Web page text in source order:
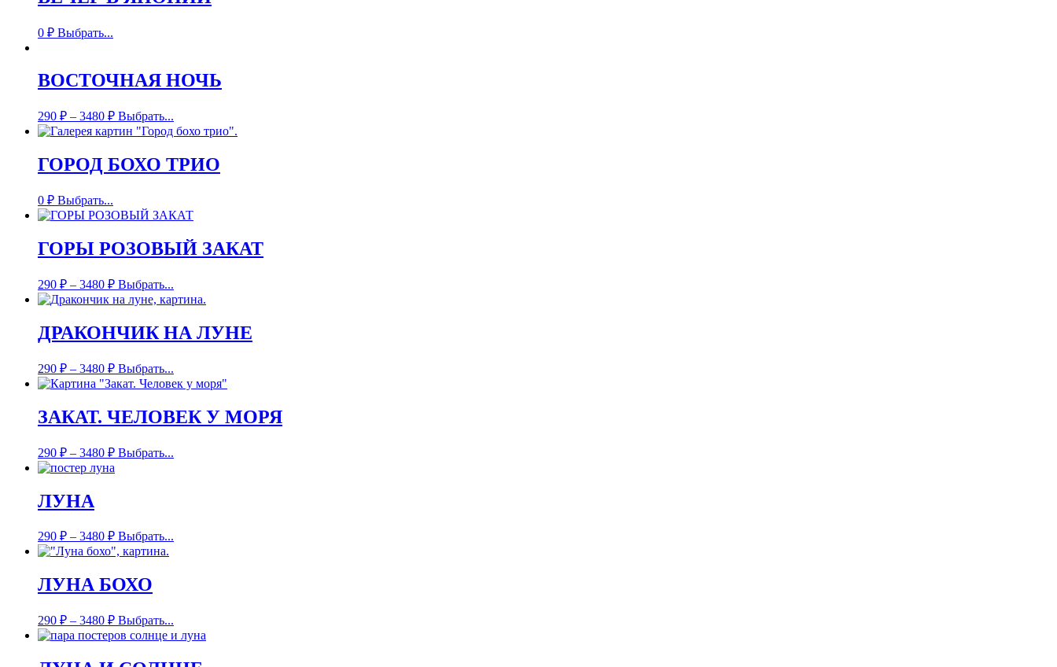
0 ₽ Выбрать...
ВОСТОЧНАЯ НОЧЬ
290 ₽ – 3480 ₽ Выбрать...
ГОРОД БОХО ТРИО
0 ₽ Выбрать...
ГОРЫ РОЗОВЫЙ ЗАКАТ
290 ₽ – 3480 ₽ Выбрать...
ДРАКОНЧИК НА ЛУНЕ
290 ₽ – 3480 ₽ Выбрать...
ЗАКАТ. ЧЕЛОВЕК У МОРЯ
290 ₽ – 3480 ₽ Выбрать...
ЛУНА
290 ₽ – 3480 ₽ Выбрать...
ЛУНА БОХО
290 ₽ – 3480 ₽ Выбрать...